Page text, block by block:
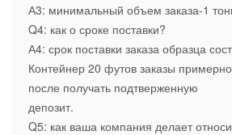
А3: минимальный объем заказа-1
Q4: как о сроке поставки?
А4: срок поставки заказа образца
Контейнер 20 футов заказы
после получать подтверженную
депозит.
Q5: как ваша компания делает